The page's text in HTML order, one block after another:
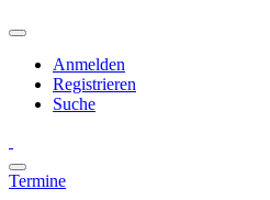
Anmelden
Registrieren
Suche
Termine